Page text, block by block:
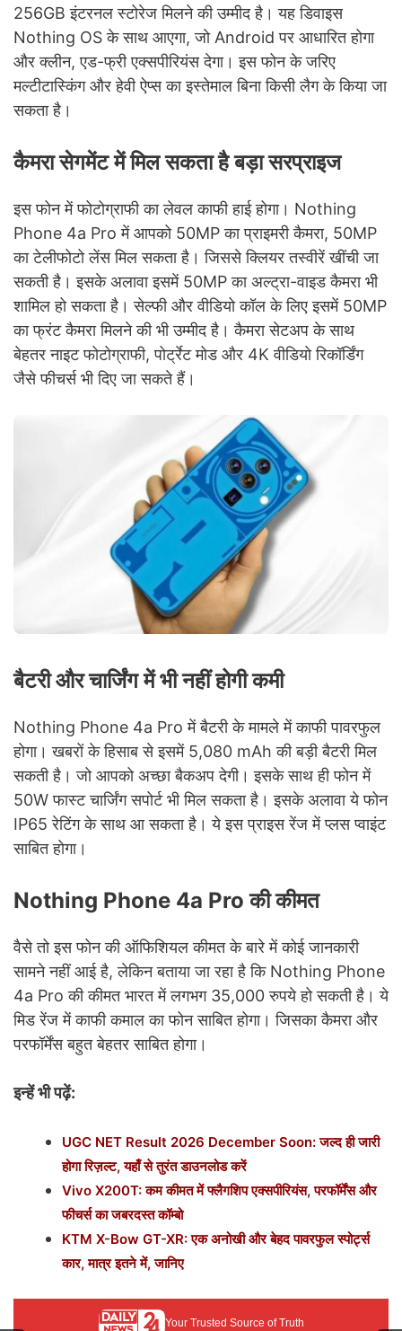
256GB इंटरनल स्टोरेज मिलने की उम्मीद है। यह डिवाइस
Nothing OS के साथ आएगा, जो Android पर आधारित होगा
और क्लीन, एड-फ्री एक्सपीरियंस देगा। इस फोन के जरिए
मल्टीटास्किंग और हेवी ऐप्स का इस्तेमाल बिना किसी लैग के किया जा
सकता है।
कैमरा सेगमेंट में मिल सकता है बड़ा सरप्राइज
इस फोन में फोटोग्राफी का लेवल काफी हाई होगा। Nothing
Phone 4a Pro में आपको 50MP का प्राइमरी कैमरा, 50MP
का टेलीफोटो लेंस मिल सकता है। जिससे क्लियर तस्वीरें खींची जा
सकती है। इसके अलावा इसमें 50MP का अल्ट्रा-वाइड कैमरा भी
शामिल हो सकता है। सेल्फी और वीडियो कॉल के लिए इसमें 50MP
का फ्रंट कैमरा मिलने की भी उम्मीद है। कैमरा सेटअप के साथ
बेहतर नाइट फोटोग्राफी, पोर्ट्रेट मोड और 4K वीडियो रिकॉर्डिंग
जैसे फीचर्स भी दिए जा सकते हैं।
बैटरी और चार्जिंग में भी नहीं होगी कमी
Nothing Phone 4a Pro में बैटरी के मामले में काफी पावरफुल
होगा। खबरों के हिसाब से इसमें 5,080 mAh की बड़ी बैटरी मिल
सकती है। जो आपको अच्छा बैकअप देगी। इसके साथ ही फोन में
50W फास्ट चार्जिंग सपोर्ट भी मिल सकता है। इसके अलावा ये फोन
IP65 रेटिंग के साथ आ सकता है। ये इस प्राइस रेंज में प्लस प्वाइंट
साबित होगा।
Nothing Phone 4a Pro की कीमत
वैसे तो इस फोन की ऑफिशियल कीमत के बारे में कोई जानकारी
सामने नहीं आई है, लेकिन बताया जा रहा है कि Nothing Phone
4a Pro की कीमत भारत में लगभग 35,000 रुपये हो सकती है। ये
मिड रेंज में काफी कमाल का फोन साबित होगा। जिसका कैमरा और
परफॉर्मेंस बहुत बेहतर साबित होगा।
इन्हें भी पढ़ें:
UGC NET Result 2026 December Soon: जल्द ही जारी
होगा रिज़ल्ट, यहाँ से तुरंत डाउनलोड करें
Vivo X200T: कम कीमत में फ्लैगशिप एक्सपीरियंस, परफॉर्मेंस और
फीचर्स का जबरदस्त कॉम्बो
KTM X-Bow GT-XR: एक अनोखी और बेहद पावरफुल स्पोर्ट्स
कार, मात्र इतने में, जानिए
Your Trusted Source of Truth